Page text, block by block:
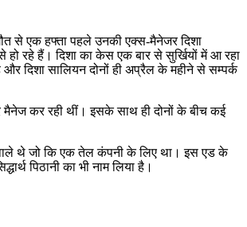
से एक हफ्ता पहले उनकी एक्स-मैनेजर दिशा
रहे हैं। दिशा का केस एक बार से सुर्खियों में आ रहा
दिशा सालियन दोनों ही अप्रैल के महीने से सम्पर्क
मैनेज कर रही थीं। इसके साथ ही दोनों के बीच कई
थे जो कि एक तेल कंपनी के लिए था। इस एड के
पिठानी का भी नाम लिया है।